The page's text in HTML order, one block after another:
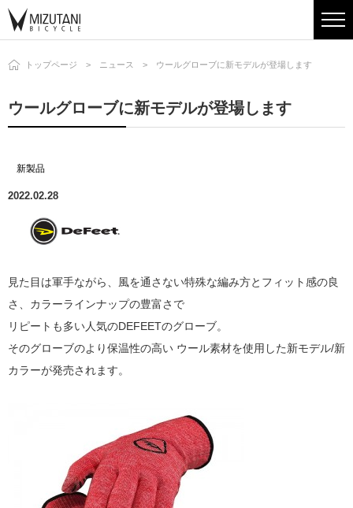
トップページ ニュース ウールグローブに新モデルが登場します
ウールグローブに新モデルが登場します
新製品
2022.02.28
見た目は軍手ながら、風を通さない特殊な編み方とフィット感の良
さ、カラーラインナップの豊富さで
リピートも多い人気のDEFEETのグローブ。
そのグローブのより保温性の高い ウール素材を使用した新モデル/新
カラーが発売されます。